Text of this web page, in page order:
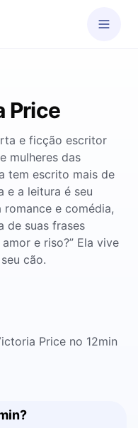
Price
e ficção escritor
mulheres das
tem escrito mais de
e a leitura é seu
e comédia,
de suas frases
e riso?” Ela vive
cão.
Price no 12min